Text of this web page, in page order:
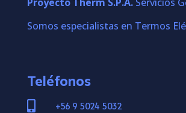
Somos especialistas en Termos
Teléfonos

+56 9 5024 5032